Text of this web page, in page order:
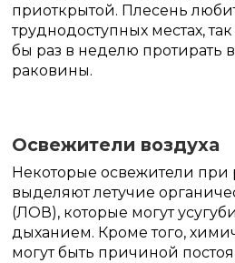
приоткрытой. Плесень
труднодоступных местах,
бы раз в неделю протирать
раковины.
Освежители воздуха
Некоторые освежители при
выделяют летучие
(ЛОВ), которые могут
дыханием. Кроме того,
могут быть причиной